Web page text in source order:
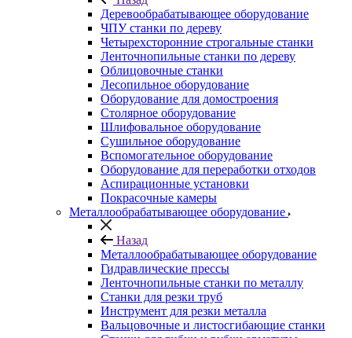
Деревообрабатывающее оборудование
ЧПУ станки по дереву
Четырехсторонние строгальные станки
Ленточнопильные станки по дереву
Облицовочные станки
Лесопильное оборудование
Оборудование для домостроения
Столярное оборудование
Шлифовальное оборудование
Сушильное оборудование
Вспомогательное оборудование
Оборудование для переработки отходов
Аспирационные установки
Покрасочные камеры
Металлообрабатывающее оборудование
Назад
Металлообрабатывающее оборудование
Гидравлические прессы
Ленточнопильные станки по металлу
Станки для резки труб
Инструмент для резки металла
Вальцовочные и листосгибающие станки